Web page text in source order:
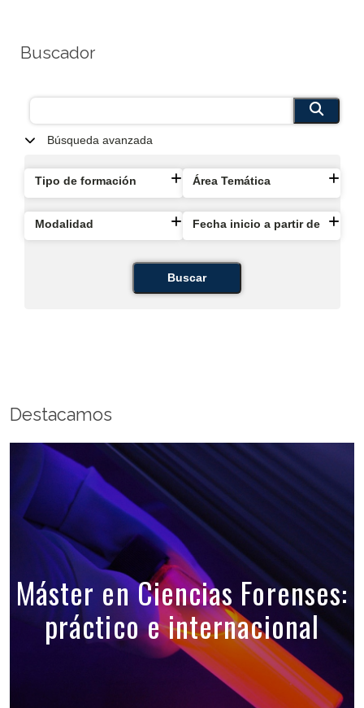
Buscador
Búsqueda avanzada
Tipo de formación Área Temática
Modalidad Fecha inicio a partir de
Buscar
Destacamos
Máster en Ciencias Forenses:
práctico e internacional